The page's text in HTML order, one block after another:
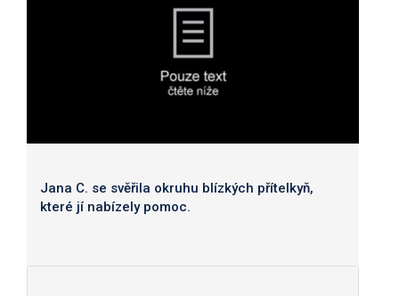
Jana C. se svěřila okruhu blízkých přítelkyň,
které jí nabízely pomoc.